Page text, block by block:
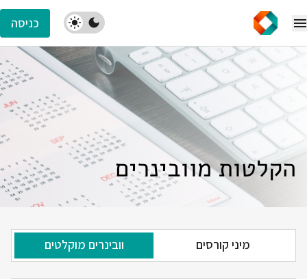
כניסה
הקלטות מוובינרים
מיני קורסים וובינרים מוקלטים